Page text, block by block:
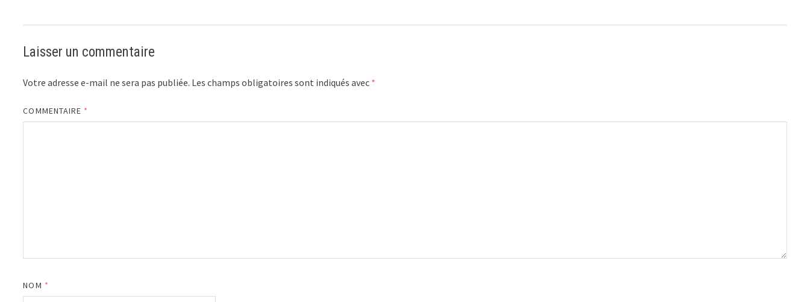
Laisser un commentaire
Votre adresse e-mail ne sera pas publiée. Les champs obligatoires sont indiqués avec *
COMMENTAIRE *
NOM *